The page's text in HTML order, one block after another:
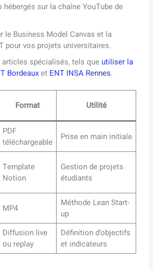
sur la chaîne YouTube de
le Business Model Canvas et la
pour vos projets universitaires.
articles spécialisés, tels que utiliser la
Bordeauxet ENT INSA Rennes.
Format Utilité
PDF
téléchargeable
Prise en main initiale
Template
Notion
Gestion de projets
étudiants
MP4
Méthode Lean Start-
up
Diffusion live
ou replay
Définition d’objectifs
et indicateurs